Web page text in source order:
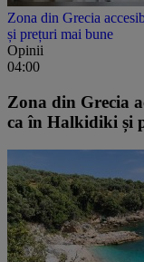
Zona din Grecia
și prețuri mai bune
Opinii
04:00
Zona din Grecia
ca în Halkidiki și